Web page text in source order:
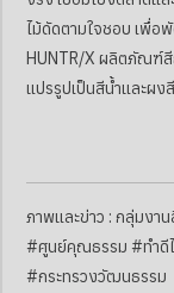
ไม้ดัดตามใจชอบ เพื่อ
HUNTR/X ผลิตภัณฑ์สี
แปรรูปเป็นสีน้ำและผง
ภาพและข่าว : กลุ่มงา
#ศูนย์คุณธรรม #ทำดี
#กระทรวงวัฒนธรรม